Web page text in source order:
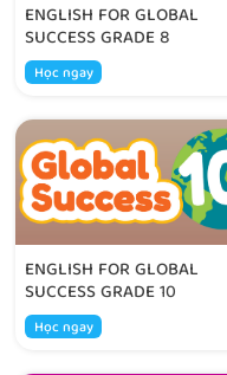
ENGLISH FOR GLOBAL
SUCCESS GRADE 8
Học ngay
ENGLISH FOR GLOBAL
SUCCESS GRADE 10
Học ngay